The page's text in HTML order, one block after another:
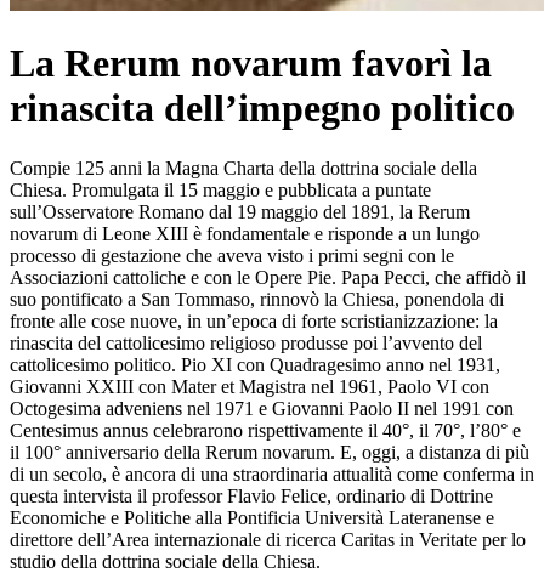
La Rerum novarum favorì la
rinascita dell’impegno politico
Compie 125 anni la Magna Charta della dottrina sociale della
Chiesa. Promulgata il 15 maggio e pubblicata a puntate
sull’Osservatore Romano dal 19 maggio del 1891, la Rerum
novarum di Leone XIII è fondamentale e risponde a un lungo
processo di gestazione che aveva visto i primi segni con le
Associazioni cattoliche e con le Opere Pie. Papa Pecci, che affidò il
suo pontificato a San Tommaso, rinnovò la Chiesa, ponendola di
fronte alle cose nuove, in un’epoca di forte scristianizzazione: la
rinascita del cattolicesimo religioso produsse poi l’avvento del
cattolicesimo politico. Pio XI con Quadragesimo anno nel 1931,
Giovanni XXIII con Mater et Magistra nel 1961, Paolo VI con
Octogesima adveniens nel 1971 e Giovanni Paolo II nel 1991 con
Centesimus annus celebrarono rispettivamente il 40°, il 70°, l’80° e
il 100° anniversario della Rerum novarum. E, oggi, a distanza di più
di un secolo, è ancora di una straordinaria attualità come conferma in
questa intervista il professor Flavio Felice, ordinario di Dottrine
Economiche e Politiche alla Pontificia Università Lateranense e
direttore dell’Area internazionale di ricerca Caritas in Veritate per lo
studio della dottrina sociale della Chiesa.